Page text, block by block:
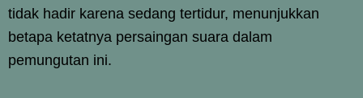
tidak hadir karena sedang tertidur, menunjukkan
betapa ketatnya persaingan suara dalam
pemungutan ini.